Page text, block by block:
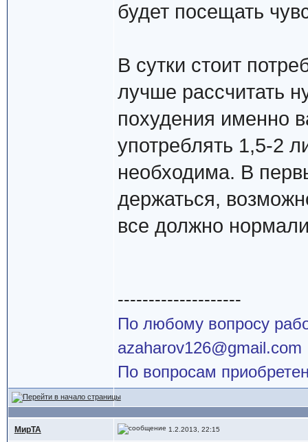
будет посещать
В сутки стоит
лучше рассчитать
похудения именно
употреблять 1,5-2
необходима. В
держаться,
все должно
--------------------
По любому вопросу
azaharov126@gmail.com
По вопросам
МирТА 1.2.2013, 22:15